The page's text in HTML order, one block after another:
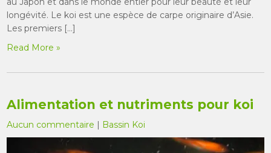
longévité. Le koi est une espèce de carpe originaire d’Asie.
Les premiers […]
Read More »
Alimentation et nutriments pour koi
Aucun commentaire | Bassin Koi